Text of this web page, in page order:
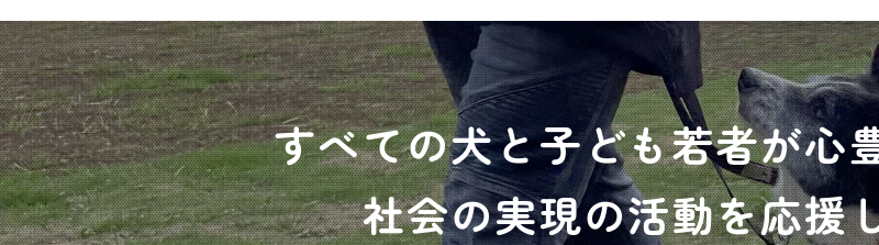
すべての犬と子ども若者が心
社会の実現の活動を応援